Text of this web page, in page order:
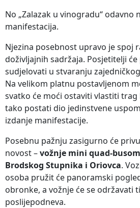
No „Zalazak u vinogradu“ odavno
manifestacija.
Njezina posebnost upravo je spoj
doživljajnih sadržaja. Posjetitelji
sudjelovati u stvaranju
Na velikom platnu postavljenom
svatko će moći ostaviti vlastiti
tako postati dio jedinstvene
izdanje manifestacije.
Posebnu pažnju zasigurno će
novost –vožnje mini quad-
Brodskog Stupnika i Oriovca.
osoba pružit će panoramski
obronke, a vožnje će se održavati
poslijepodneva.